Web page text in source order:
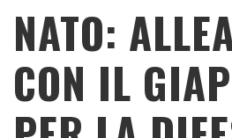
NATO:
CON IL